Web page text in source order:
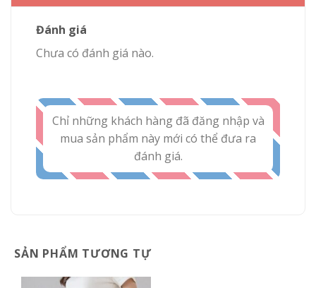
Đánh giá
Chưa có đánh giá nào.
Chỉ những khách hàng đã đăng nhập và
mua sản phẩm này mới có thể đưa ra
đánh giá.
SẢN PHẨM TƯƠNG TỰ